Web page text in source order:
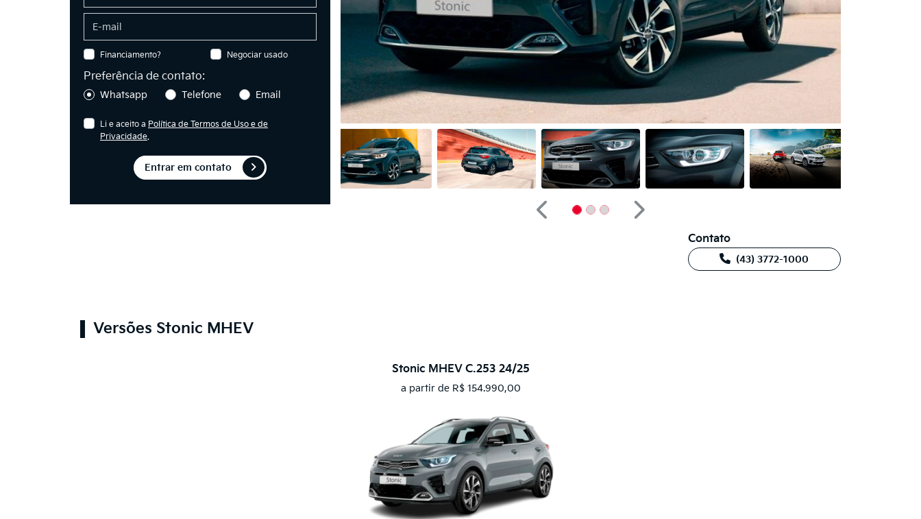
Financiamento? Negociar usado
Preferência de contato:
Whatsapp Telefone Email
Li e aceito a Política de Termos de Uso e de
Privacidade.
Entrar em contato
Anterior
Próximo
Contato
(43) 3772-1000
Versões Stonic MHEV
Stonic MHEV C.253 24/25
a partir de R$ 154.990,00